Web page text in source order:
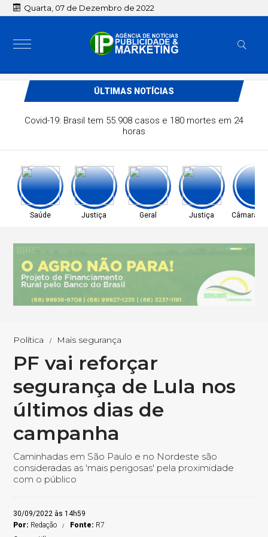
Quarta, 07 de Dezembro de 2022
ÚLTIMAS NOTÍCIAS
Covid-19: Brasil tem 55.908 casos e 180 mortes em 24
horas
Saúde Justiça Geral Justiça Câmara
Política Mais segurança
PF vai reforçar
segurança de Lula nos
últimos dias de
campanha
Caminhadas em São Paulo e no Nordeste são
consideradas as 'mais perigosas' pela proximidade
com o público
30/09/2022 às 14h59
Por: Redação Fonte: R7